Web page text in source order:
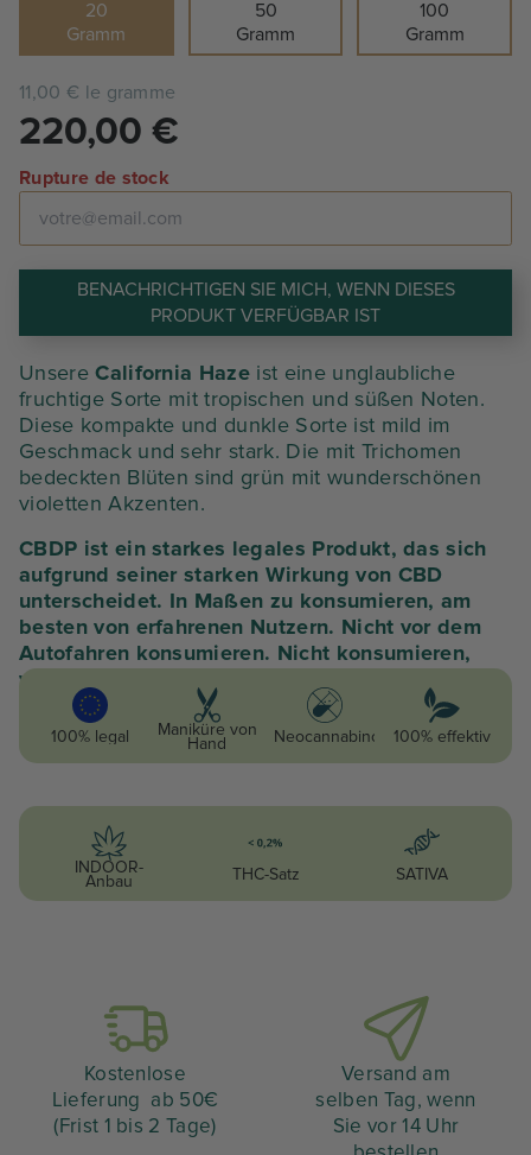
20
Gramm
50
Gramm
100
Gramm
11,00 € le gramme
220,00 €
Rupture de stock
BENACHRICHTIGEN SIE MICH, WENN DIESES
PRODUKT VERFÜGBAR IST
UnsereCalifornia Haze ist eine unglaubliche
fruchtige Sorte mit tropischen und süßen Noten.
Diese kompakte und dunkle Sorte ist mild im
Geschmack und sehr stark. Die mit Trichomen
bedeckten Blüten sind grün mit wunderschönen
violetten Akzenten.
CBDP ist ein starkes legales Produkt, das sich
aufgrund seiner starken Wirkung von CBD
unterscheidet. In Maßen zu konsumieren, am
besten von erfahrenen Nutzern. Nicht vor dem
Autofahren konsumieren. Nicht konsumieren,
wenn Sie schwanger sind oder stillen.
100% legal Maniküre von
Hand Neocannabinoid 100% effektiv
INDOOR-
Anbau THC-Satz SATIVA
Kostenlose
Lieferung ab 50€
(Frist 1 bis 2 Tage)
Versand am
selben Tag, wenn
Sie vor 14 Uhr